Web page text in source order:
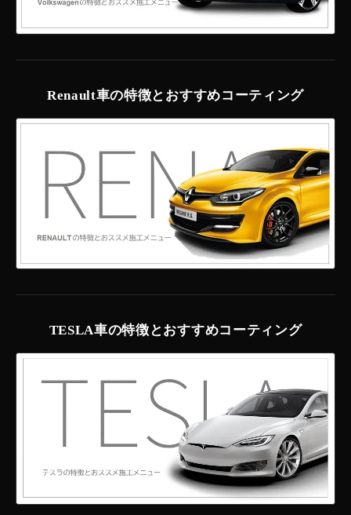
Renault車の特徴とおすすめコーティング
TESLA車の特徴とおすすめコーティング